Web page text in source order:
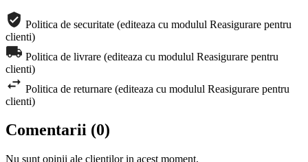
Politica de securitate (editeaza cu modulul Reasigurare pentru
clienti)
Politica de livrare (editeaza cu modulul Reasigurare pentru
clienti)
Politica de returnare (editeaza cu modulul Reasigurare pentru
clienti)
Comentarii (0)
Nu sunt opinii ale clientilor in acest moment.